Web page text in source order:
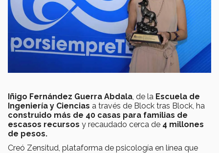
Iñigo Fernández Guerra Abdala, de la Escuela de
Ingeniería y Ciencias a través de Block tras Block, ha
construido más de 40 casas para familias de
escasos recursos y recaudado cerca de 4 millones
de pesos.
Creó Zensitud, plataforma de psicología en línea que